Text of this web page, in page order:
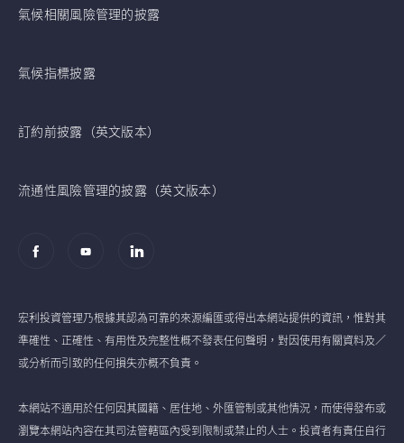
氣候相關風險管理的披露
氣候指標披露
訂約前披露（英文版本）
流通性風險管理的披露（英文版本）
宏利投資管理乃根據其認為可靠的來源編匯或得出本網站提供的資訊，惟對其
準確性、正確性、有用性及完整性概不發表任何聲明，對因使用有關資料及／
或分析而引致的任何損失亦概不負責。
本網站不適用於任何因其國籍、居住地、外匯管制或其他情況，而使得發布或
瀏覽本網站內容在其司法管轄區內受到限制或禁止的人士。投資者有責任自行